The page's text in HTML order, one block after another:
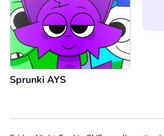
Sprunki AYS